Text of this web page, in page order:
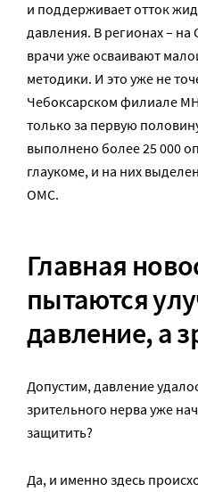
и поддерживает отток
давления. В регионах – на
врачи уже осваивают
методики. И это уже не
Чебоксарском филиале
только за первую
выполнено более 25 000
глаукоме, и на них
ОМС.
Главная
пытаются
давление, а
Допустим, давление
зрительного нерва уже
защитить?
Да, и именно здесь